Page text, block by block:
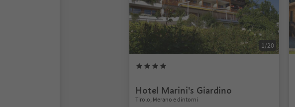
1/20
Hotel Marini's Giardino
Tirolo, Merano e dintorni